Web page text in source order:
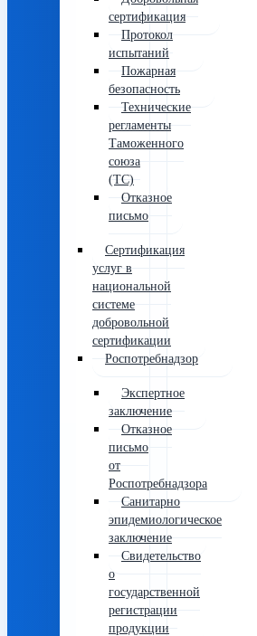
сертификация
Протокол
испытаний
Пожарная
безопасность
Технические
регламенты
Таможенного
союза
(ТС)
Отказное
письмо
Сертификация
услуг в
национальной
системе
добровольной
сертификации
Роспотребнадзор
Экспертное
заключение
Отказное
письмо
от
Роспотребнадзора
Санитарно
эпидемиологическое
заключение
Свидетельство
о
государственной
регистрации
продукции